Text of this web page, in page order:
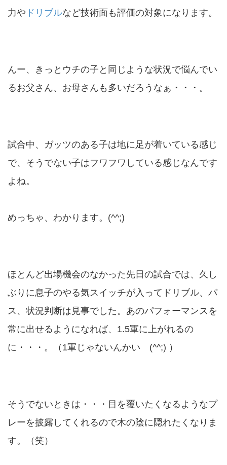
力や ドリブルなど技術面も評価の対象になります。
んー、きっとウチの子と同じような状況で悩んでい
るお父さん、お母さんも多いだろうなぁ・・・。
試合中、ガッツのある子は地に足が着いている感じ
で、そうでない子はフワフワしている感じなんです
よね。
めっちゃ、わかります。(^^;)
ほとんど出場機会のなかった先日の試合では、久し
ぶりに息子のやる気スイッチが入ってドリブル、パ
ス、状況判断は見事でした。あのパフォーマンスを
常に出せるようになれば、1.5軍に上がれるの
に・・・。（1軍じゃないんかい (^^;) ）
そうでないときは・・・目を覆いたくなるようなプ
レーを披露してくれるので木の陰に隠れたくなりま
す。（笑）